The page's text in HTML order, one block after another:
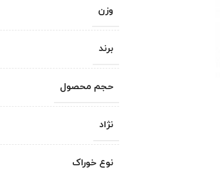
وزن
برند
حجم محصول
نژاد
نوع خوراک